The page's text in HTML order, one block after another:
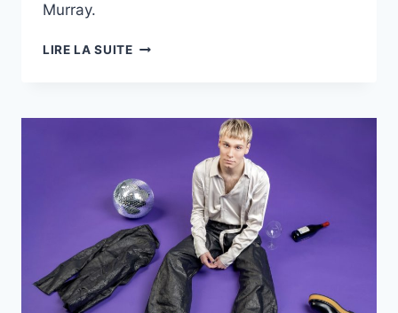
Murray.
LIRE LA SUITE« DEFINITION »,
REVIVRE
POP-
ROCK
DES
ANNÉES
90